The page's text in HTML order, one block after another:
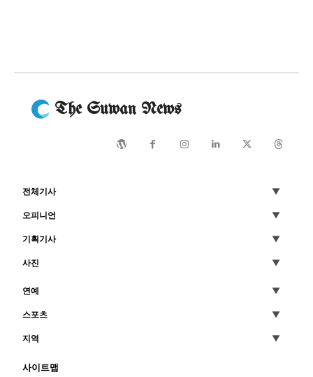
The Suwan News
전체기사
오피니언
기획기사
사진
연예
스포츠
지역
사이트맵